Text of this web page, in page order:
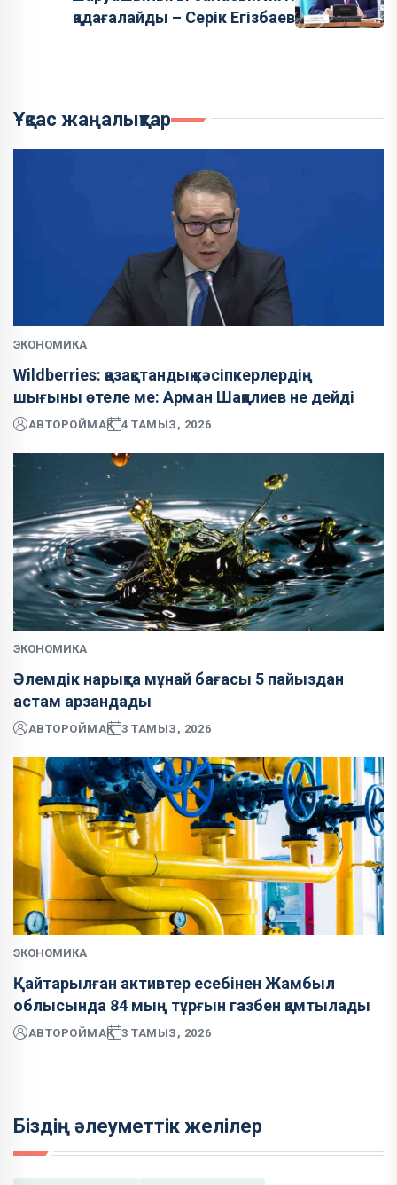
қадағалайды – Серік Егізбаев
Ұқсас жаңалықтар
ЭКОНОМИКА
Wildberries: қазақстандық кәсіпкерлердің
шығыны өтеле ме: Арман Шаққалиев не дейді
АВТОРОЙМАҚ 4 ТАМЫЗ, 2026
ЭКОНОМИКА
Әлемдік нарықта мұнай бағасы 5 пайыздан
астам арзандады
АВТОРОЙМАҚ 3 ТАМЫЗ, 2026
ЭКОНОМИКА
Қайтарылған активтер есебінен Жамбыл
облысында 84 мың тұрғын газбен қамтылады
АВТОРОЙМАҚ 3 ТАМЫЗ, 2026
Біздің әлеуметтік желілер